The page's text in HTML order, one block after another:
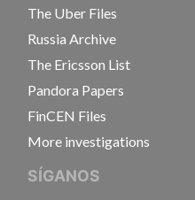
The Uber Files
Russia Archive
The Ericsson List
Pandora Papers
FinCEN Files
More investigations
SÍGANOS